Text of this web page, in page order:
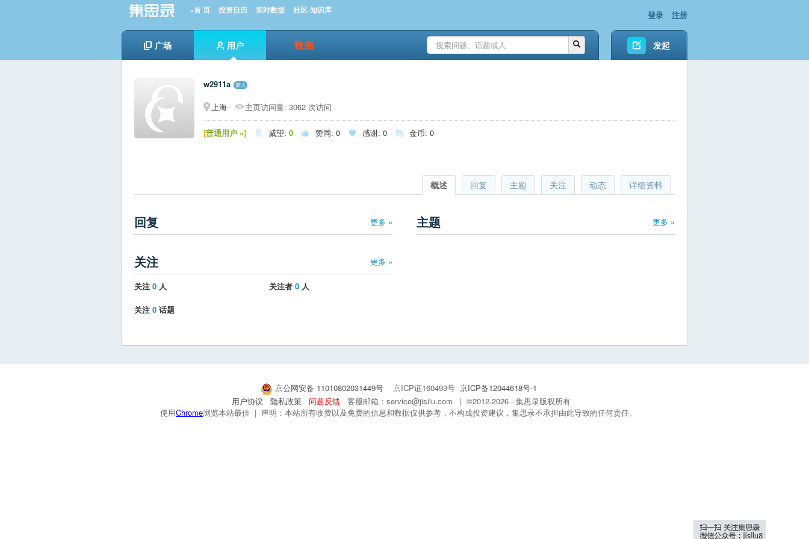
»首 页 投资日历 实时数据 社区-知识库 登录 注册
广场 用户 数据 发起
w2911a
上海
主页访问量: 3062 次访问
[普通用户 »]  威望: 0  赞同: 0  感谢: 0  金币: 0
详细资料
动态
关注
主题
回复
概述
更多 »
回复 更多 »
主题
更多 »
关注
关注 0 人 关注者 0 人
关注 0 话题
京公网安备 11010802031449号 京ICP证160493号 京ICP备12044618号-1
用户协议
隐私政策 问题反馈
客服邮箱：service@jisilu.com | ©2012-2026 - 集思录版权所有
使用Chrome浏览本站最佳 | 声明：本站所有收费以及免费的信息和数据仅供参考，不构成投资建议，集思录不承担由此导致的任何责任。